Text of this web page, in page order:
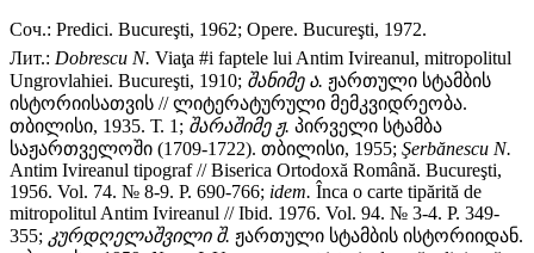
Соч.: Predici. Bucureşti, 1962; Opere. Bucureşti, 1972.
Лит.: Dobrescu N. Viaţa #i faptele lui Antim Ivireanul, mitropolitul
Ungrovlahiei. Bucureşti, 1910; შანიმე ა. ჟართული სტამბის
ისტორიისათვის // ლიტერატურული მემკვიდრეობა.
თბილისი, 1935. Т. 1; შარაშიმე ჟ. პირველი სტამბა
საჟართველოში (1709-1722). თბილისი, 1955; Şerbănescu N.
Antim Ivireanul tipograf // Biserica Ortodoxă Română. Bucureşti,
1956. Vol. 74. № 8-9. P. 690-766; idem. Înca o carte tipărită de
mitropolitul Antim Ivireanul // Ibid. 1976. Vol. 94. № 3-4. P. 349-
355; კურდღელაშვილი შ. ჟართული სტამბის ისტორიიდან.